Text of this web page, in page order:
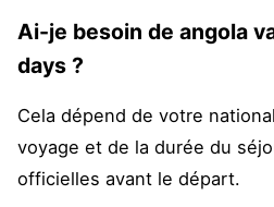
Ai-je besoin de angola
days ?
Cela dépend de votre
voyage et de la durée du
officielles avant le départ.